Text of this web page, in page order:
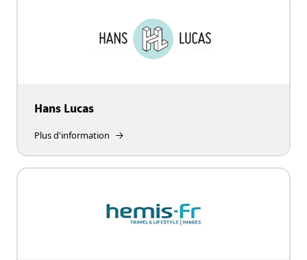
Hans Lucas
Plus d'information